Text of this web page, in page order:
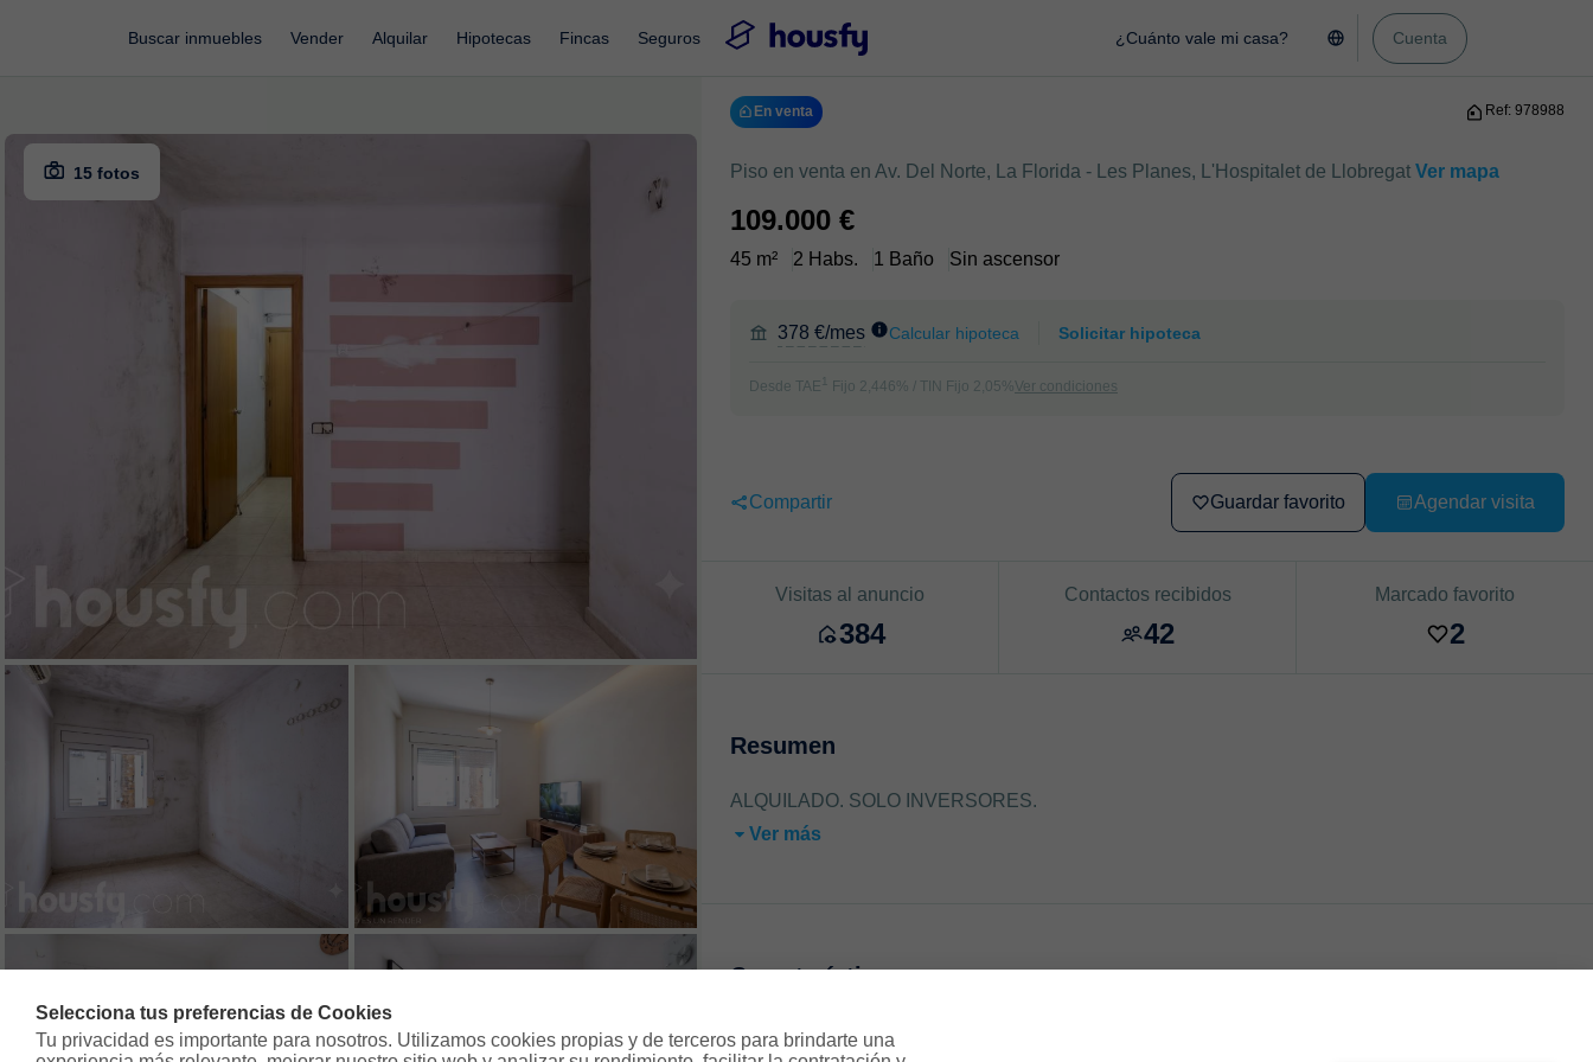
Selecciona tus preferencias de Cookies
Tu privacidad es importante para nosotros. Utilizamos cookies propias y de terceros para brindarte una
Buscar inmuebles Vender Alquilar Hipotecas Fincas Seguros ¿Cuánto vale mi casa? Cuenta
15 fotos
En venta Ref: 978988
Piso en venta en Av. Del Norte, La Florida - Les Planes, L'Hospitalet de Llobregat Ver mapa
109.000 €
45 m² 2 Habs. 1 Baño Sin ascensor
378 €/mes Calcular hipoteca Solicitar hipoteca
Desde TAE 1 Fijo 2,446% / TIN Fijo 2,05% Ver condiciones
Compartir Guardar favorito Agendar visita
Visitas al anuncio
384
Contactos recibidos
42
Marcado favorito
2
Resumen
ALQUILADO. SOLO INVERSORES.
Ver más
Características
Planta 3ª